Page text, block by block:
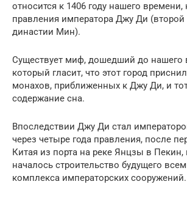
относится к 1406 году нашего
правления императора Джу Ди (второй
династии Мин).
Существует миф, дошедший до нашего
который гласит, что этот город
монахов, приближенных к Джу Ди, и
содержание сна.
Впоследствии Джу Ди стал
через четыре года правления, после
Китая из порта на реке Янцзы в Пекин,
началось строительство будущего
комплекса императорских сооружений.